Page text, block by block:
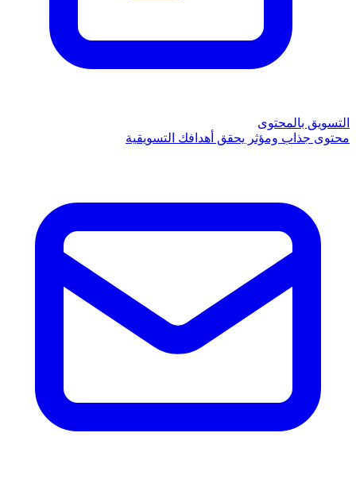
التسويق بالمحتوى
محتوى جذاب ومؤثر يحقق أهدافك التسويقية